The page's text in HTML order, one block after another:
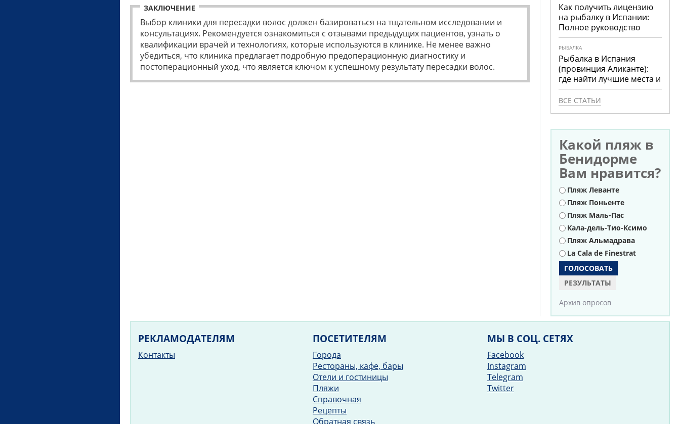
ЗАКЛЮЧЕНИЕ
Выбор клиники для пересадки волос должен базироваться на тщательном исследовании и
консультациях. Рекомендуется ознакомиться с отзывами предыдущих пациентов, узнать о
квалификации врачей и технологиях, которые используются в клинике. Не менее важно
убедиться, что клиника предлагает подробную предоперационную диагностику и
постоперационный уход, что является ключом к успешному результату пересадки волос.
Как получить лицензию
на рыбалку в Испании:
Полное руководство
РЫБАЛКА
Рыбалка в Испания
(провинция Аликанте):
где найти лучшие места и
что ловить
ВСЕ СТАТЬИ
Какой пляж в
Бенидорме
Вам нравится?
Варианты
Пляж Леванте
Пляж Поньенте
Пляж Маль-Пас
Кала-дель-Тио-Ксимо
Пляж Альмадрава
La Cala de Finestrat
РЕЗУЛЬТАТЫ
Архив опросов
РЕКЛАМОДАТЕЛЯМ
Контакты
ПОСЕТИТЕЛЯМ
Города
Рестораны, кафе, бары
Отели и гостиницы
Пляжи
Справочная
Рецепты
Обратная связь
МЫ В СОЦ. СЕТЯХ
Facebook
Instagram
Telegram
Twitter